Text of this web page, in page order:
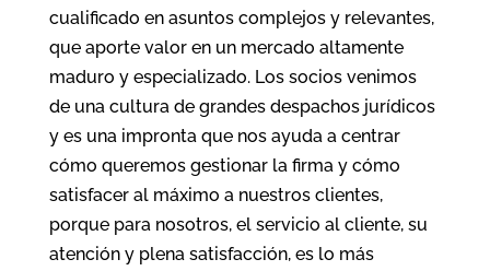
cualificado en asuntos complejos y relevantes,
que aporte valor en un mercado altamente
maduro y especializado. Los socios venimos
de una cultura de grandes despachos jurídicos
y es una impronta que nos ayuda a centrar
cómo queremos gestionar la firma y cómo
satisfacer al máximo a nuestros clientes,
porque para nosotros, el servicio al cliente, su
atención y plena satisfacción, es lo más